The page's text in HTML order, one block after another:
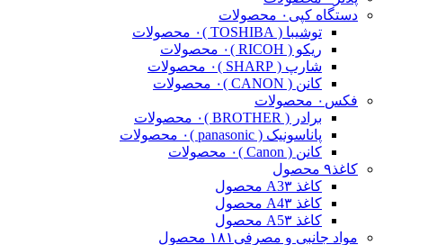
دستگاه کپی ۰ محصولات
توشیبا ( TOSHIBA )
۰ محصولات
ریکو ( RICOH )
۰ محصولات
شارپ ( SHARP )
۰ محصولات
کانن ( CANON )
۰ محصولات
فکس ۰ محصولات
برادر ( BROTHER )
۰ محصولات
پاناسونیک ( panasonic )
۰ محصولات
کانن ( Canon )
۰ محصولات
کاغذ۹ محصول
کاغذ A3 ۳ محصول
کاغذ A4 ۳ محصول
کاغذ A5 ۳ محصول
مواد جانبی و مصرفی ۱۸۱ محصول